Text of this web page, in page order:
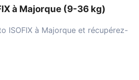
à Majorque (9-36 kg)
ISOFIX à Majorque et récupérez-